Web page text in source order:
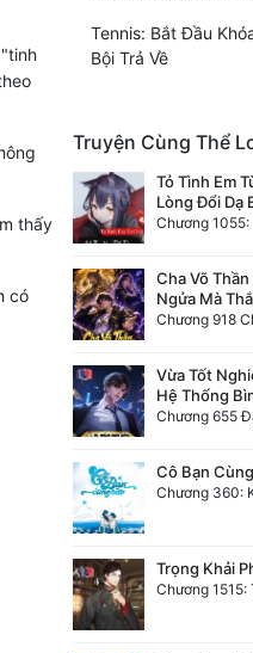
thấy
có
Tennis: Bắt Đầu
Bội Trả Về
Truyện Cùng Thể
Tỏ Tình Em
Lòng Đổi Dạ
Chương
Cha Võ
Ngửa Mà
Vừa Tốt
Hệ Thống
Chương 655
Cô Bạn
Chương 360:
Trọng Khải